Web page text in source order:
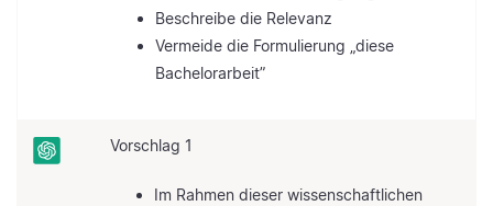
Beschreibe die Relevanz
Vermeide die Formulierung „diese
Bachelorarbeit”
Vorschlag 1
Im Rahmen dieser wissenschaftlichen